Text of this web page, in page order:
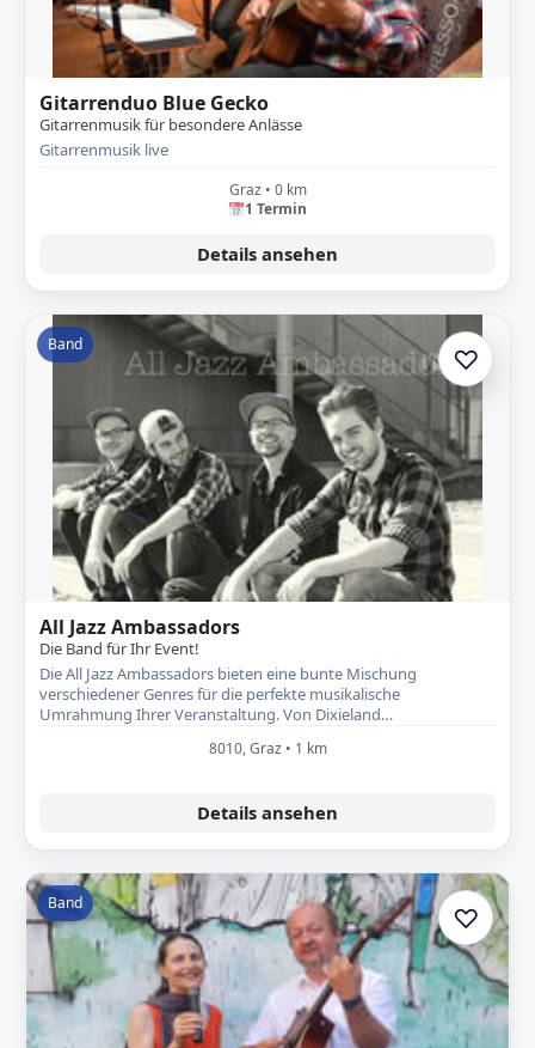
Gitarrenduo Blue Gecko
Gitarrenmusik für besondere Anlässe
Gitarrenmusik live
Graz • 0 km
1 Termin
Details ansehen
Band ♡Zur
All Jazz Ambassadors
Die Band für Ihr Event!
Die All Jazz Ambassadors bieten eine bunte Mischung
verschiedener Genres für die perfekte musikalische
Umrahmung Ihrer Veranstaltung. Von Dixieland…
8010, Graz • 1 km
Details ansehen
Band ♡Zur